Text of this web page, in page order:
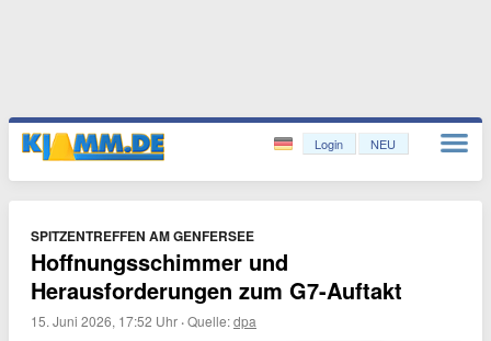
Login NEU
SPITZENTREFFEN AM GENFERSEE
Hoffnungsschimmer und
Herausforderungen zum G7-Auftakt
15. Juni 2026, 17:52 Uhr ·Quelle:dpa